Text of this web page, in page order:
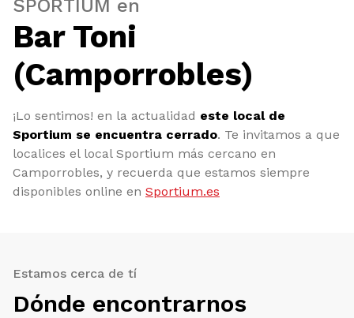
SPORTIUM en
Bar Toni
(Camporrobles)
¡Lo sentimos! en la actualidad este local de
Sportium se encuentra cerrado. Te invitamos a que
localices el local Sportium más cercano en
Camporrobles, y recuerda que estamos siempre
disponibles online en Sportium.es
Estamos cerca de tí
Dónde encontrarnos